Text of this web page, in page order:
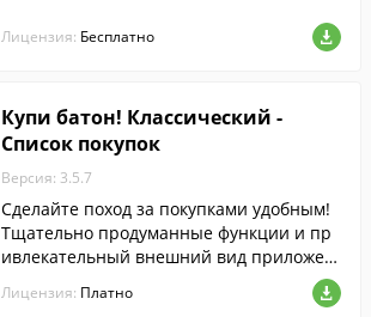
Лицензия: Бесплатно
Купи батон! Классический -
Список покупок
Версия: 3.5.7
Сделайте поход за покупками удобным!
Тщательно продуманные функции и пр
ивлекательный внешний вид приложен
ия «Купи батон!» позволят вам получить
удовольствие от самого обычного поход
Лицензия: Платно